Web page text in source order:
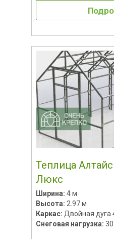
Теплица
Люкс
Ширина: 4 м
Высота: 2.97 м
Каркас: Двойная дуга
Снеговая нагрузка: